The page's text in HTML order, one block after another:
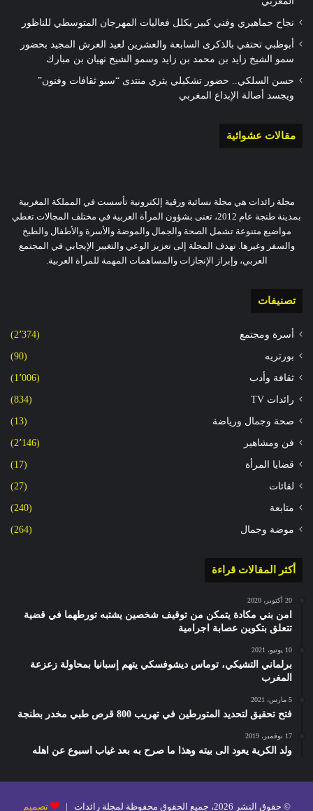
نجاح جماهيري وفني كبير يكلل فعاليات المهرجان المتوسطي للناظور
أبوظبي تحتفي بالذكرى السابعة والعشرين لعيد العرش المجيد بحضور
سمو الشيخ زايد بن محمد بن زايد وسمو الشيخ نهيان بن مبارك
حسن السلكي.. حضور تشكيلي يثري منتدى “سبو ثقافات وفنون”
ويجسد أصالة الإبداع المغربي
مقالات عشوائية
مجلة رائدات هي مجلة نسائية ورقية إلكترونية تأسست في المملكة المغربية
بمدينة طنجة عام 2012، تعنى بشؤون المرأة العربية في مختلف المجالات.تغطي
مواضيع متنوعة تشمل الصحة والجمال والموضة والأسرة والأطفال والطبخ
والسفر وغيرها. تهدف المجلة إلى تعزيز الوعي والتغيير الإيجابي في المجتمع
العربي، وإبراز الإنجازات والمساهمات المهمة للمرأة العربية.
تصنيفات
أسرة ومجتمع (2٬374)
بورتريه (90)
ثقافة وأدب (1٬006)
رائدات TV (834)
صحة وجمال ورياضة (13)
فن ومشاهير (2٬146)
قضايا المرأة (17)
لقائات (27)
متابعة (240)
موضة وجمال (264)
أكثر المقالات قراءة
20 أكتوبر، 2020
امن بني مكادة يتمكن من توقيف شخصين يشتبه تورطهما في قضية
تتعلق بتكوين عصابة اجرامية
10 يونيو، 2021
برلماني التشيكي، توماس ديشوفسكي يتهم إسبانيا بمحاولة زعزعة
المغرب
5 مارس، 2021
فتح تحقيق لتحديد المتورطين في تهريب 800 قرص طبي مخدر بطنجة
17 نوفمبر، 2019
ولد الكرية يعود الى بيته وهذا ما صرح به بعد غياب اسبوع عن اهله
© حقوق النشر 2026، جميع الحقوق محفوظة لمجلة رائدات | تصميم